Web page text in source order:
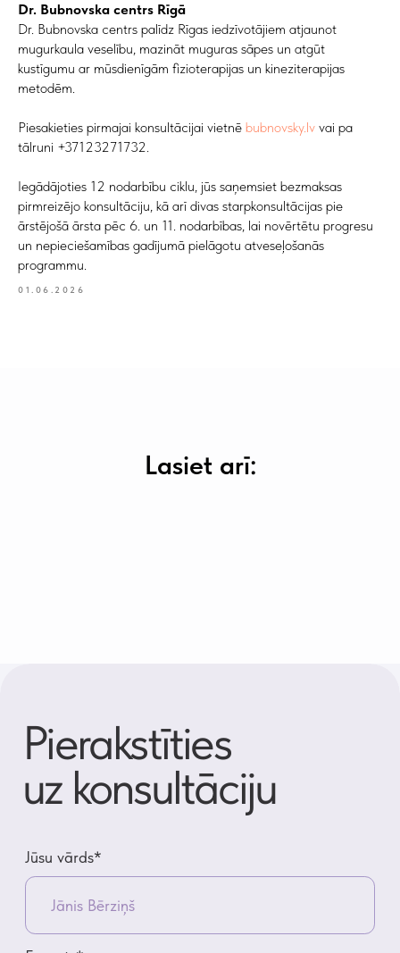
Dr. Bubnovska centrs Rīgā
Dr. Bubnovska centrs palīdz Rīgas iedzīvotājiem atjaunot
mugurkaula veselību, mazināt muguras sāpes un atgūt
kustīgumu ar mūsdienīgām fizioterapijas un kineziterapijas
metodēm.
Piesakieties pirmajai konsultācijai vietnē bubnovsky.lv vai pa
tālruni +37123271732.
Iegādājoties 12 nodarbību ciklu, jūs saņemsiet bezmaksas
pirmreizējo konsultāciju, kā arī divas starpkonsultācijas pie
ārstējošā ārsta pēc 6. un 11. nodarbības, lai novērtētu progresu
un nepieciešamības gadījumā pielāgotu atveseļošanās
programmu.
01.06.2026
Lasiet arī:
Rīga, Latvija
Tālrunis
E-pasts
info@bubnovsky.lv
Kā nokļūt
P–Pk : 8.00–22.00
S : 9.00–18.00